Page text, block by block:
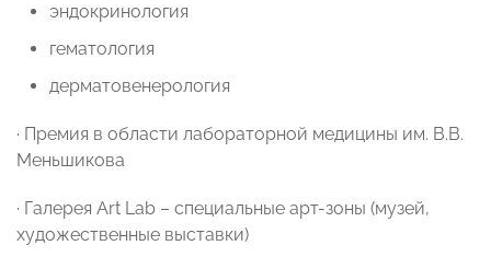
эндокринология
гематология
дерматовенерология
· Премия в области лабораторной медицины им. В.В.
Меньшикова
· Галерея Art Lab – специальные арт-зоны (музей,
художественные выставки)